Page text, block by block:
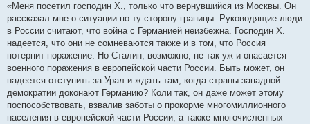
«Меня посетил господин X., только что вернувшийся из Москвы. Он
рассказал мне о ситуации по ту сторону границы. Руководящие люди
в России считают, что война с Германией неизбежна. Господин X.
надеется, что они не сомневаются также и в том, что Россия
потерпит поражение. Но Сталин, возможно, не так уж и опасается
военного поражения в европейской части России. Быть может, он
надеется отступить за Урал и ждать там, когда страны западной
демократии доконают Германию? Коли так, он даже может этому
поспособствовать, взвалив заботы о прокорме многомиллионного
населения в европейской части России, а также многочисленных